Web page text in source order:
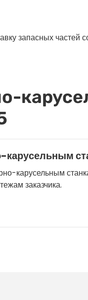
запасных частей
карусельным
заказчика.